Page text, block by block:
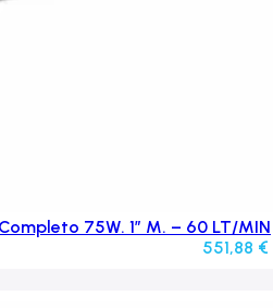
75W. 1″ M. – 60 LT/MIN
551,88 €